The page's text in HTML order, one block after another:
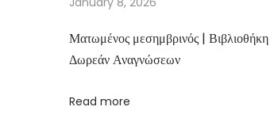
ž
e
(
Ματωμένος μεσημβρινός | Βιβλιοθήκη
Δωρεάν Αναγνώσεων
Read more